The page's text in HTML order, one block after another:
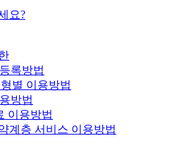
요?
록방법
별 이용방법
방법
이용방법
계층 서비스 이용방법